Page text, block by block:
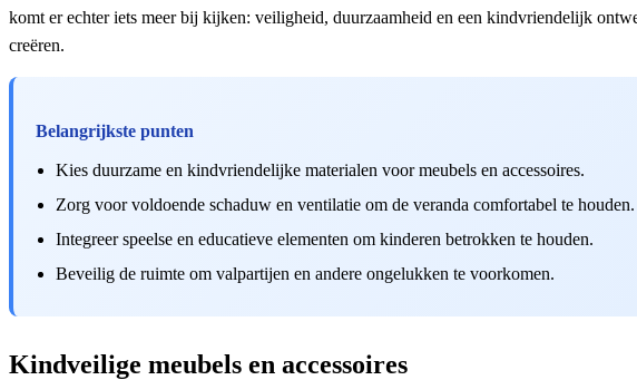
komt er echter iets meer bij kijken: veiligheid, duurzaamheid en een kindvriendelijk
creëren.
Belangrijkste punten
Kies duurzame en kindvriendelijke materialen voor meubels en accessoires.
Zorg voor voldoende schaduw en ventilatie om de veranda comfortabel te houden.
Integreer speelse en educatieve elementen om kinderen betrokken te houden.
Beveilig de ruimte om valpartijen en andere ongelukken te voorkomen.
Kindveilige meubels en accessoires